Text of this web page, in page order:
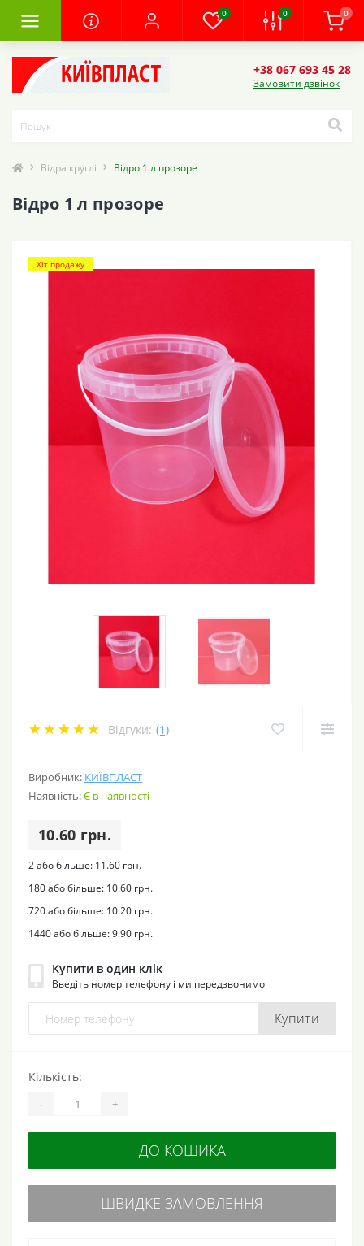
0 0 0
+38 067 693 45 28
Замовити дзвінок
Відра круглі Відро 1 л прозоре
Відро 1 л прозоре
Хіт продажу
Відгуки: (1)
Виробник: КИЇВПЛАСТ
Наявність:Є в наявності
10.60 грн.
2 або більше: 11.60 грн.
180 або більше: 10.60 грн.
720 або більше: 10.20 грн.
1440 або більше: 9.90 грн.
Купити в один клік
Введіть номер телефону і ми передзвонимо
Купити
Кількість:
- +
ДО КОШИКА
ШВИДКЕ ЗАМОВЛЕННЯ